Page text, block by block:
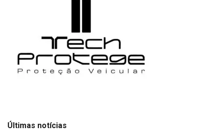
Últimas notícias